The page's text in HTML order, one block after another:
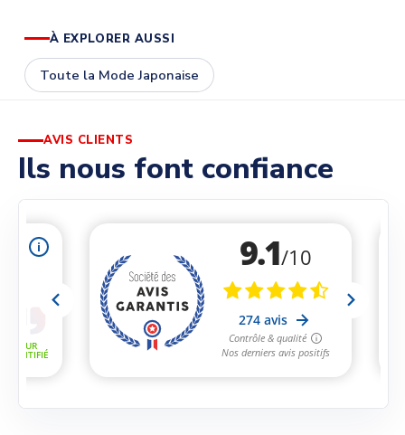
À EXPLORER AUSSI
Toute la Mode Japonaise
AVIS CLIENTS
Ils nous font confiance